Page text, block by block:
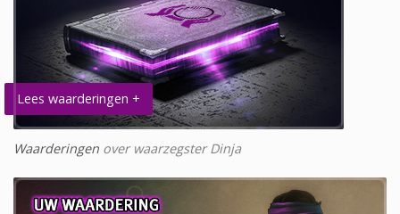
Lees waarderingen +
Waarderingen over waarzegster Dinja